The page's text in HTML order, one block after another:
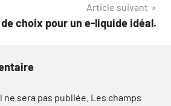
Article suivant
choix pour un e-liquide idéal.
sera pas publiée. Les champs